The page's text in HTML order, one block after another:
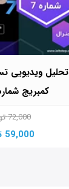
تحلیل ویدیویی
کمبریج شماره 7
72,000 تومان
59,000 تومان